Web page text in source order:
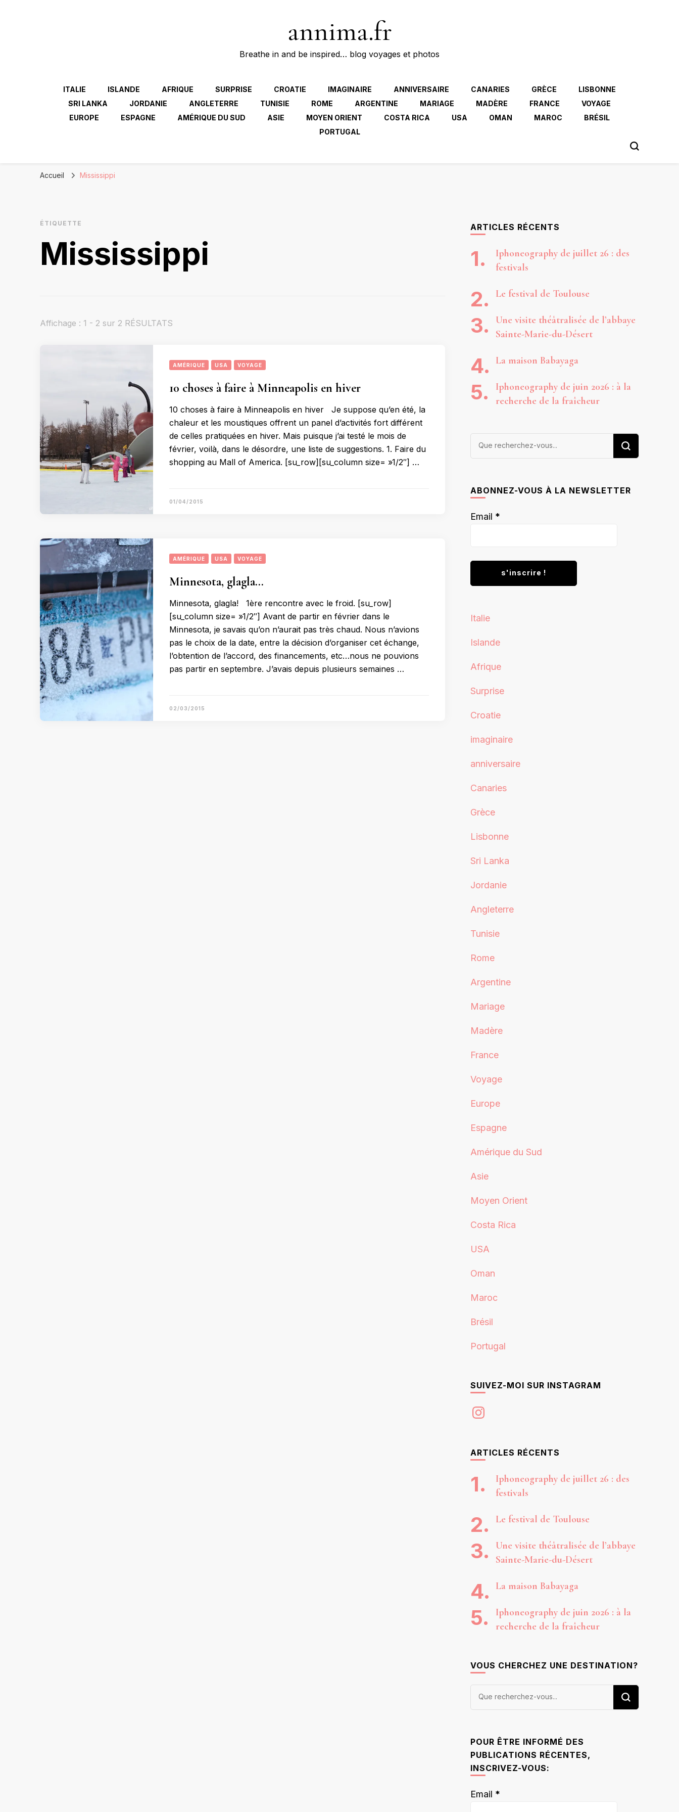
annima.fr
Breathe in and be inspired… blog voyages et photos
ITALIE ISLANDE AFRIQUE SURPRISE CROATIE IMAGINAIRE ANNIVERSAIRE CANARIES GRÈCE
LISBONNE
SRI LANKA
JORDANIE ANGLETERRE TUNISIE ROME ARGENTINE MARIAGE MADÈRE FRANCE
VOYAGE
EUROPE
ESPAGNE AMÉRIQUE DU SUD ASIE MOYEN ORIENT COSTA RICA USA OMAN MAROC
BRÉSIL
PORTUGAL
Accueil Mississippi
ÉTIQUETTE
Mississippi
Affichage : 1 - 2 sur 2 RÉSULTATS
AMÉRIQUE USA VOYAGE
10 choses à faire à Minneapolis en hiver
10 choses à faire à Minneapolis en hiver Je suppose qu’en été, la
chaleur et les moustiques offrent un panel d’activités fort différent
de celles pratiquées en hiver. Mais puisque j’ai testé le mois de
février, voilà, dans le désordre, une liste de suggestions. 1. Faire du
shopping au Mall of America. [su_row][su_column size= »1/2″] …
01/04/2015
AMÉRIQUE USA VOYAGE
Minnesota, glagla…
Minnesota, glagla! 1ère rencontre avec le froid. [su_row]
[su_column size= »1/2″] Avant de partir en février dans le
Minnesota, je savais qu’on n’aurait pas très chaud. Nous n’avions
pas le choix de la date, entre la décision d’organiser cet échange,
l’obtention de l’accord, des financements, etc…nous ne pouvions
pas partir en septembre. J’avais depuis plusieurs semaines …
02/03/2015
ARTICLES RÉCENTS
Iphoneography de juillet 26 : des
festivals
Le festival de Toulouse
Une visite théâtralisée de l’abbaye
Sainte-Marie-du-Désert
La maison Babayaga
Iphoneography de juin 2026 : à la
recherche de la fraîcheur
Vous
ABONNEZ-VOUS À LA NEWSLETTER
Email *
Italie
Islande
Afrique
Surprise
Croatie
imaginaire
anniversaire
Canaries
Grèce
Lisbonne
Sri Lanka
Jordanie
Angleterre
Tunisie
Rome
Argentine
Mariage
Madère
France
Voyage
Europe
Espagne
Amérique du Sud
Asie
Moyen Orient
Costa Rica
USA
Oman
Maroc
Brésil
Portugal
SUIVEZ-MOI SUR INSTAGRAM
Instagram
ARTICLES RÉCENTS
Iphoneography de juillet 26 : des
festivals
Le festival de Toulouse
Une visite théâtralisée de l’abbaye
Sainte-Marie-du-Désert
La maison Babayaga
Iphoneography de juin 2026 : à la
recherche de la fraîcheur
VOUS CHERCHEZ UNE DESTINATION?
Vous
POUR ÊTRE INFORMÉ DES
PUBLICATIONS RÉCENTES,
INSCRIVEZ-VOUS:
Email *